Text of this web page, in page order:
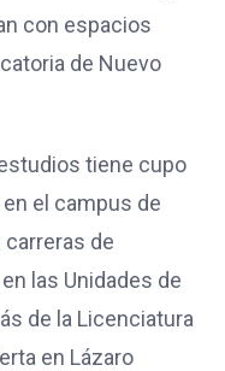
con espacios
de Nuevo
tiene cupo
el campus de
carreras de
las Unidades de
de la Licenciatura
en Lázaro